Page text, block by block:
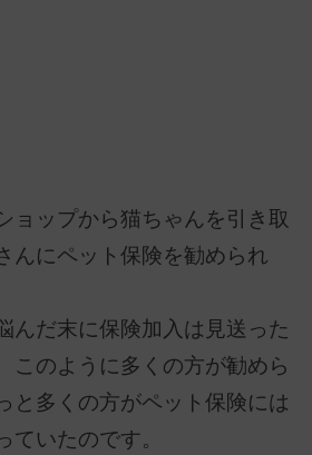
ョップから猫ちゃんを引き取
んにペット保険を勧められ
んだ末に保険加入は見送った
このように多くの方が勧めら
と多くの方がペット保険には
ていたのです。